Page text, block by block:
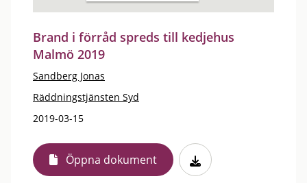
Brand i förråd spreds till kedjehus
Malmö 2019
Sandberg Jonas
Räddningstjänsten Syd
2019-03-15
Öppna dokument